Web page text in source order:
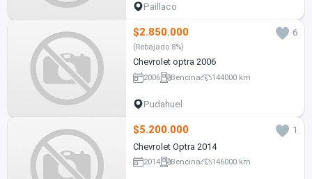
Paillaco
$2.850.000 6
(Rebajado 8%)
Chevrolet optra 2006
2006 Bencina 144000 km
Pudahuel
$5.200.000
1
Chevrolet Optra 2014
2014 Bencina 146000 km